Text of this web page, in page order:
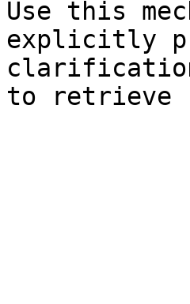
Use this
explicitly